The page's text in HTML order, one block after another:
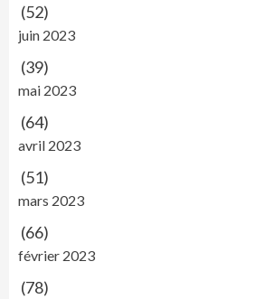
(52)
juin 2023
(39)
mai 2023
(64)
avril 2023
(51)
mars 2023
(66)
février 2023
(78)